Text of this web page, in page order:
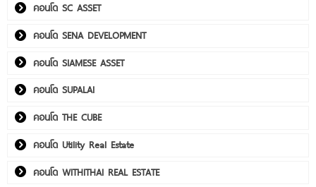
คอนโด SC ASSET
คอนโด SENA DEVELOPMENT
คอนโด SIAMESE ASSET
คอนโด SUPALAI
คอนโด THE CUBE
คอนโด Utility Real Estate
คอนโด WITHITHAI REAL ESTATE